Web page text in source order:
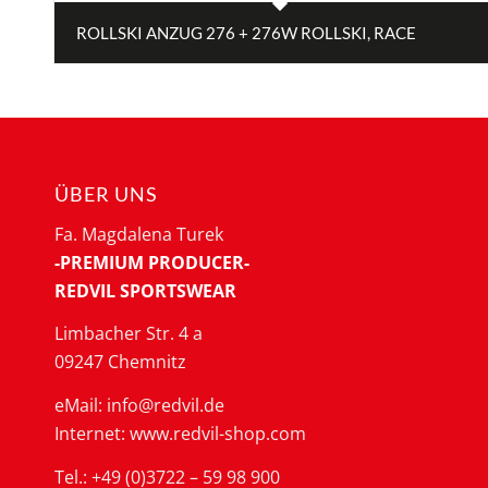
ROLLSKI ANZUG 276 + 276W ROLLSKI, RACE
ÜBER UNS
Fa. Magdalena Turek
-PREMIUM PRODUCER-
REDVIL SPORTSWEAR
Limbacher Str. 4 a
09247 Chemnitz
eMail: info@redvil.de
Internet: www.redvil-shop.com
Tel.: +49 (0)3722 – 59 98 900